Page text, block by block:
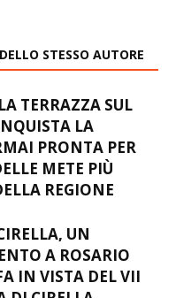
STESSO AUTORE
TERRAZZA SUL
LA
PRONTA PER
METE PIÙ
REGIONE
UN
A ROSARIO
IN VISTA DEL VII